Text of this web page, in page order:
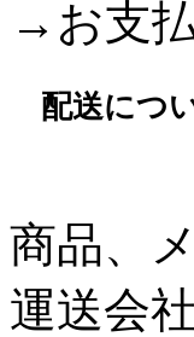
→お支
配送につ
商品、
運送会